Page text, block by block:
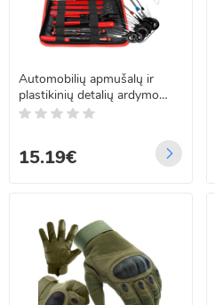
Automobilių apmušalų ir
plastikinių detalių ardymo
įrankių rinkinys 40vnt
15.19€